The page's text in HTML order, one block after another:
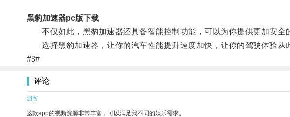
黑豹加速器pc版下载
不仅如此，黑豹加速器还具备智能控制功能，可以为你提供更加安全
选择黑豹加速器，让你的汽车性能提升速度加快，让你的驾驶体验从
#3#
评论
游客
这款app的视频资源非常丰富，可以满足我不同的娱乐需求。